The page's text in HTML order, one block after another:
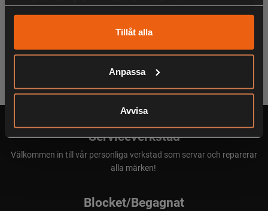
Tillåt alla
Anpassa
Avvisa
ANDRA HAR OCKSÅ TITTAT PÅ
Serviceverkstad
Välkommen in till vår personliga verkstad som servar och reparerar
alla märken!
Blocket/Begagnat